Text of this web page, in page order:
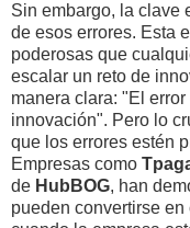
Sin embargo, la clave
de esos errores. Esta
poderosas que
escalar un reto de
manera clara: "El
innovación". Pero lo
que los errores estén
Empresas como
de HubBOG, han
pueden convertirse